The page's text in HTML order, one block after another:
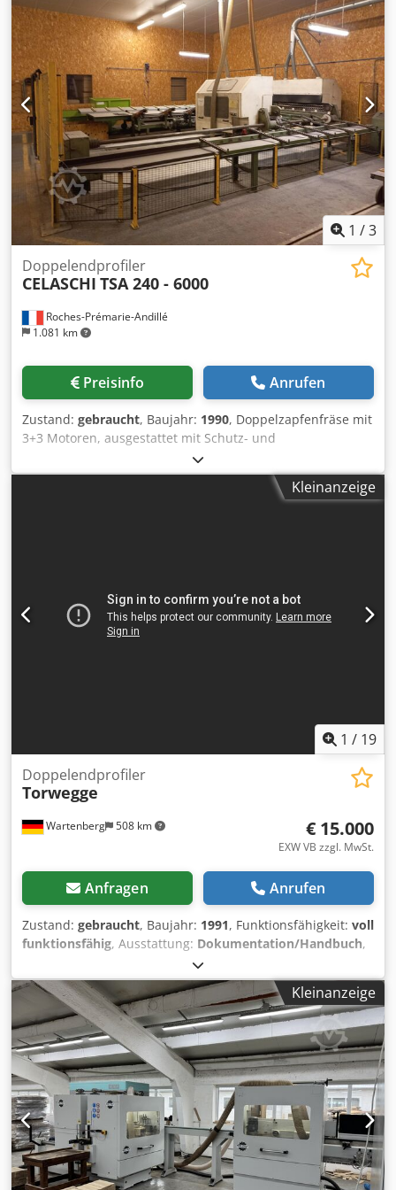
1 /3
Roches-Prémarie-Andillé
1.081 km
Doppelendprofiler
CELASCHI TSA 240 - 6000
Preisinfo Anrufen
Zustand: gebraucht, Baujahr: 1990, Doppelzapfenfräse mit
3+3 Motoren, ausgestattet mit Schutz- und
Schallschutzkabinen, Öffnung von 6 Metern. Cedsyzralepfx
Aipoha
Kleinanzeige
1 / 19
Wartenberg 508 km
Doppelendprofiler
Torwegge
€ 15.000
EXW VB zzgl. MwSt.
Anfragen Anrufen
Zustand: gebraucht, Baujahr: 1991, Funktionsfähigkeit: voll
funktionsfähig, Ausstattung: Dokumentation/Handbuch,
Torwegge Doppelendprofiler H 613 E – Baujahr 1991 – Top
Zustand – umfangreiches Zubehör Torwegge Double End
Tenoner H 613 E – Year 1991 – Excellent Condition –
Extensive Tooling Included Zum Verkauf steht ein
hochwertiger Torwegge Doppelendprofiler Typ H 613 E,
Baujahr 1991, aus deutscher Qualitätsfertigung. Die
Maschine befindet sich in einem außergewöhnlich
gepflegten technischen und optischen Zustand und wurde
während ihrer gesamten Einsatzzeit regelmäßig gewartet
und fachgerecht instand gehalten. Sie war bis zuletzt
zuverlässig in der industriellen Holzbearbeitung im Einsatz
und ist sofort einsatzbereit. Ein weiterer wesentlicher
Pluspunkt ist die modernisierte Elektrotechnik: Der
Kleinanzeige